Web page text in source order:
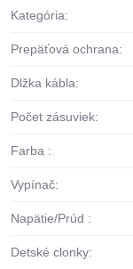
Kategória:
Prepäťová ochrana:
Dlžka kábla:
Počet zásuviek:
Farba :
Vypínač:
Napätie/Prúd :
Detské clonky: